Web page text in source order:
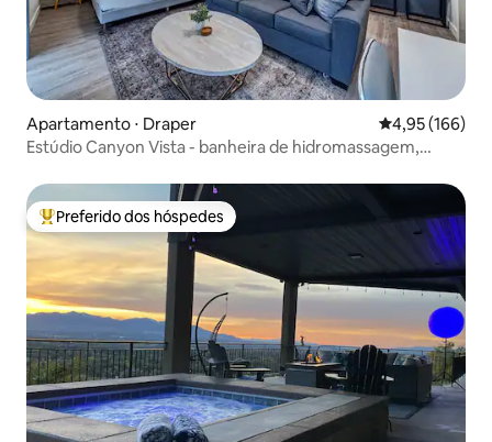
Apartamento ⋅ Draper 4,95 de uma
4,95 (166)
Estúdio Canyon Vista - banheira de hidromassagem,
Entre os melhores preferidos dos hóspedes
Preferido dos hóspedes